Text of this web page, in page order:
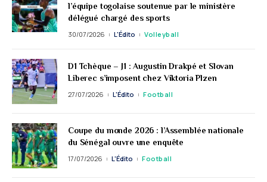
l’équipe togolaise soutenue par le ministère
délégué chargé des sports
30/07/2026 L'Édito Volleyball
D1 Tchèque – J1 : Augustin Drakpé et Slovan
Liberec s’imposent chez Viktoria Plzen
27/07/2026 L'Édito Football
Coupe du monde 2026 : l’Assemblée nationale
du Sénégal ouvre une enquête
17/07/2026 L'Édito Football